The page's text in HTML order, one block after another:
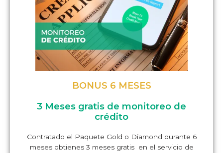
BONUS 6 MESES
3 Meses gratis de monitoreo de
crédito
Contratado el Paquete Gold o Diamond durante 6
meses obtienes 3 meses gratis en el servicio de